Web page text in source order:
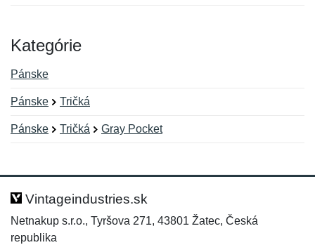
Kategórie
Pánske
Pánske Tričká
Pánske Tričká Gray Pocket
Hodnotenie:
Meno:
Vintageindustries.sk
Netnakup s.r.o., Tyršova 271, 43801 Žatec, Česká
republika